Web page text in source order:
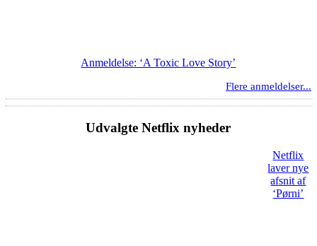
Anmeldelse: ‘A Toxic Love Story’
Flere anmeldelser...
Udvalgte Netflix nyheder
Netflix
laver nye
afsnit af
‘Pørni’